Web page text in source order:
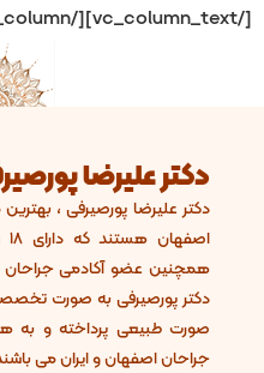
[/vc_column_text][/vc_column][/vc_row]
دکتر علیرضا
دکتر علیرضا پورصیرفی ،
همچنین عضو آکادمی جراحان
دکتر پورصیرفی به صورت
صورت طبیعی پرداخته و به
جراحان اصفهان و ایران می